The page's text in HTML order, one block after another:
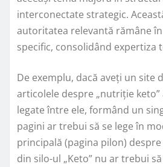
interconectate strategic.
autoritatea relevantă rămâne
specific, consolidând expertiza
De exemplu, dacă aveți un site
articolele despre „nutriție
legate între ele, formând un
pagini ar trebui să se lege în
principală (pagina pilon) despre
din silo-ul „Keto” nu ar trebui